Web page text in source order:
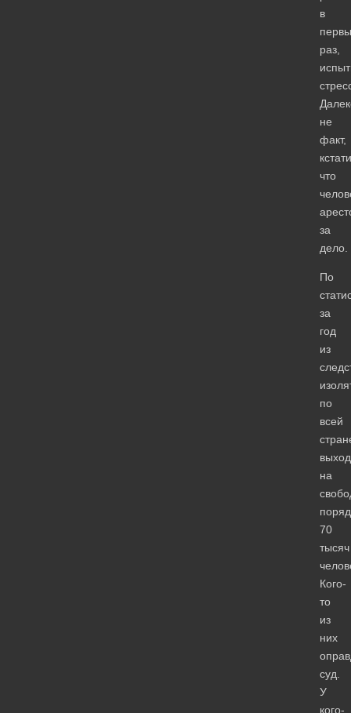
в
раз,
не
факт,
что
за
дело.
По
за
год
из
по
всей
на
70
тысяч
Кого-
то
из
них
суд.
У
кого-